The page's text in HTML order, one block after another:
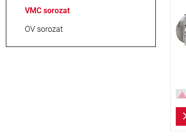
VMC sorozat
OV sorozat